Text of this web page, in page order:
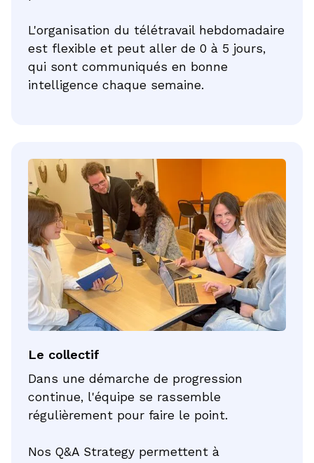
L'organisation du télétravail hebdomadaire
est flexible et peut aller de 0 à 5 jours,
qui sont communiqués en bonne
intelligence chaque semaine.
Le collectif
Dans une démarche de progression
continue, l'équipe se rassemble
régulièrement pour faire le point.
Nos Q&A Strategy permettent à